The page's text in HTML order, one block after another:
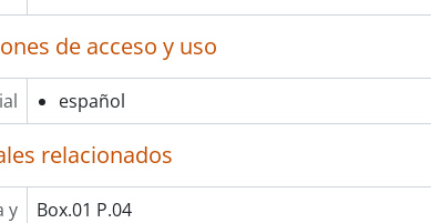
de acceso y uso
español
relacionados
y
Box.01 P.04